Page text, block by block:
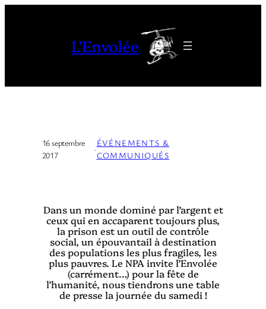
L'Envolée
16 septembre
2017
·
ÉVÉNEMENTS &
COMMUNIQUÉS
Dans un monde dominé par l’argent et
ceux qui en accaparent toujours plus,
la prison est un outil de contrôle
social, un épouvantail à destination
des populations les plus fragiles, les
plus pauvres. Le NPA invite l’Envolée
(carrément…) pour la fête de
l’humanité, nous tiendrons une table
de presse la journée du samedi !